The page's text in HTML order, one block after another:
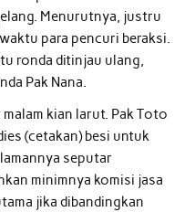
Menurutnya, justru
para pencuri beraksi.
ronda ditinjau ulang,
Pak Nana.
kian larut. Pak Toto
(cetakan) besi untuk
seputar
minimnya komisi jasa
jika dibandingkan